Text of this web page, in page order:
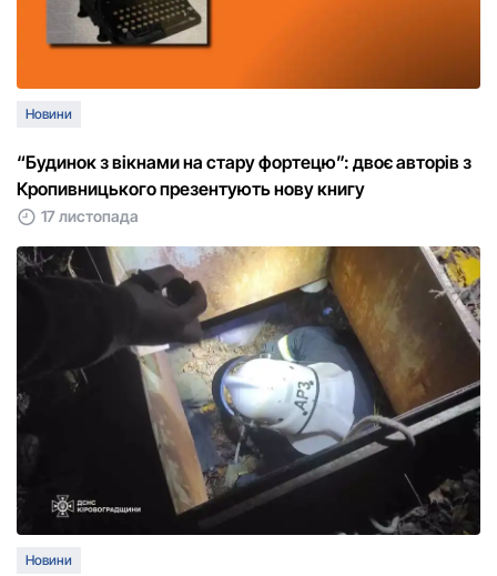
Новини
“Будинок з вікнами на стару фортецю”: двоє авторів з
Кропивницького презентують нову книгу
17 листопада
Новини